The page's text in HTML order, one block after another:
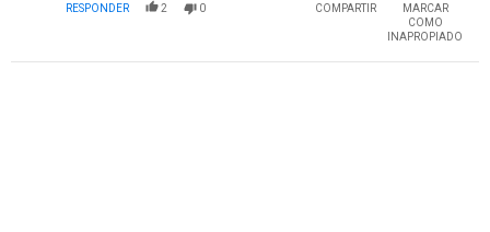
millo.
RESPONDER 2 0 COMPARTIR
MARCAR
COMO
INAPROPIADO